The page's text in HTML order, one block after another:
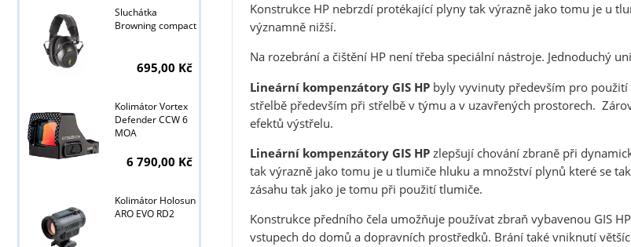
Konstrukce HP nebrzdí protékající plyny tak výrazně jako tomu je u
významně nižší.
Na rozebrání a čištění HP není třeba speciální nástroje. Jednoduchý
Lineární kompenzátory GIS HPbyly vyvinuty především pro použití
střelbě především při střelbě v týmu a v uzavřených prostorech.
efektů výstřelu.
Lineární kompenzátory GIS HPzlepšují chování zbraně při
tak výrazně jako tomu je u tlumiče hluku a množství plynů které se
zásahu tak jako je tomu při použití tlumiče.
Konstrukce předního čela umožňuje používat zbraň vybavenou GIS
vstupech do domů a dopravních prostředků. Brání také vniknutí
Sluchátka
Browning compact
695,00 Kč
Kolimátor Vortex
Defender CCW 6
MOA
6 790,00 Kč
Kolimátor Holosun
ARO EVO RD2
střelivo. Splňujete tyto podmínky?